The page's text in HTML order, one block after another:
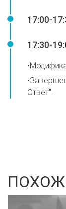
17:00-
17:30-
Ответ".